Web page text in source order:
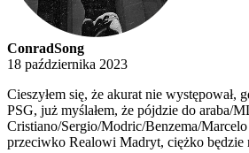
ConradSong
18 października 2023
Cieszyłem się, że akurat nie
PSG, już myślałem, że pójdzie do araba/
Cristiano/Sergio/Modric/Benzema/
przeciwko Realowi Madryt, ciężko będzie